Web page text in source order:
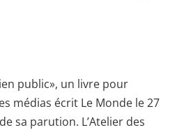
public», un livre pour
médias écrit Le Monde le 27
sa parution. L’Atelier des